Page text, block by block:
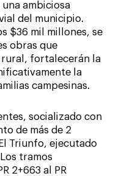
ambiciosa
del municipio.
$36 mil millones, se
obras que
fortalecerán la
la
campesinas.
socializado con
de más de 2
Triunfo, ejecutado
tramos
2+663 al PR